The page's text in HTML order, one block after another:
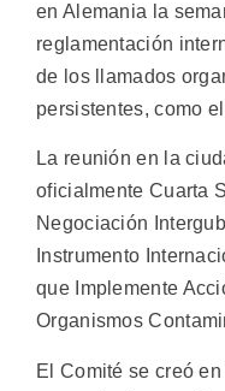
en Alemania la
reglamentación
de los llamados
persistentes, como
La reunión en la
oficialmente Cuarta
Negociación
Instrumento
que Implemente
Organismos
El Comité se creó